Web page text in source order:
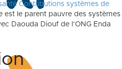
Contributions systèmes de
est le parent pauvre des systèmes
Daouda Diouf de l’ONG Enda